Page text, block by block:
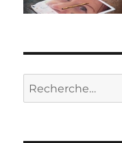
Recherche
pour :